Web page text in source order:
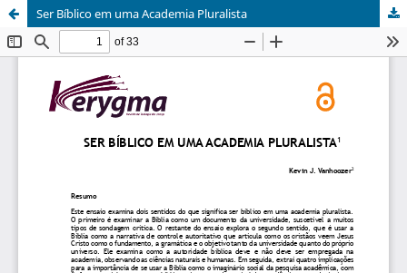
Ser Bíblico em uma Academia Pluralista